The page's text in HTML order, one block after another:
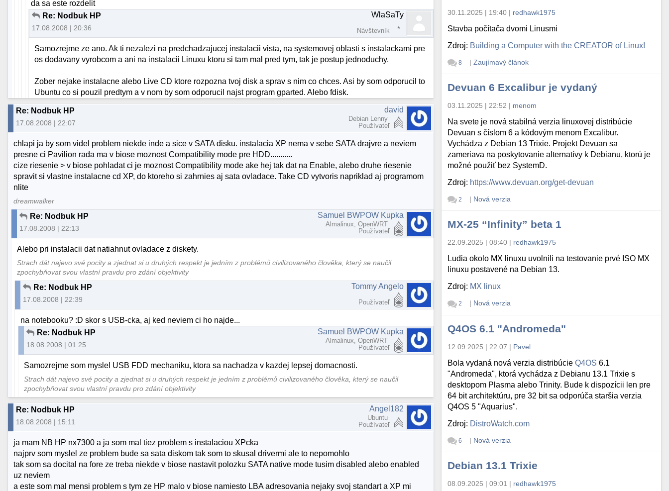
da sa este rozdelit
Re: Nodbuk HP
17.08.2008 | 20:36
WlaSaTy
Návštevník
Samozrejme ze ano. Ak ti nezalezi na predchadzajucej instalacii vista, na systemovej oblasti s instalackami pre
os dodavany vyrobcom a ani na instalacii Linuxu ktoru si tam mal pred tym, tak je postup jednoduchy.
Zober nejake instalacne alebo Live CD ktore rozpozna tvoj disk a sprav s nim co chces. Asi by som odporucil to
Ubuntu co si pouzil predtym a v nom by som odporucil najst program gparted. Alebo fdisk.
Re: Nodbuk HP
17.08.2008 | 22:07
david
Debian Lenny
Používateľ
chlapi ja by som videl problem niekde inde a sice v SATA disku. instalacia XP nema v sebe SATA drajvre a neviem
presne ci Pavilion rada ma v biose moznost Compatibility mode pre HDD...........
cize riesenie > v biose pohladat ci je moznost Compatibility mode ake hej tak dat na Enable, alebo druhe riesenie
spravit si vlastne instalacne cd XP, do ktoreho si zahrnies aj sata ovladace. Take CD vytvoris napriklad aj programom
nlite
dreamwalker
Re: Nodbuk HP
17.08.2008 | 22:13
Samuel BWPOW Kupka
Almalinux, OpenWRT
Používateľ
Alebo pri instalacii dat natiahnut ovladace z diskety.
Strach dát najevo své pocity a zjednat si u druhých respekt je jedním z problémů civilizovaného člověka, který se naučil
zpochybňovat svou vlastní pravdu pro zdání objektivity
Re: Nodbuk HP
17.08.2008 | 22:39
Tommy Angelo
Používateľ
na notebooku? :D skor s USB-cka, aj ked neviem ci ho najde...
Re: Nodbuk HP
18.08.2008 | 01:25
Samuel BWPOW Kupka
Almalinux, OpenWRT
Používateľ
Samozrejme som myslel USB FDD mechaniku, ktora sa nachadza v kazdej lepsej domacnosti.
Strach dát najevo své pocity a zjednat si u druhých respekt je jedním z problémů civilizovaného člověka, který se naučil
zpochybňovat svou vlastní pravdu pro zdání objektivity
Re: Nodbuk HP
18.08.2008 | 15:11
Angel182
Ubuntu
Používateľ
ja mam NB HP nx7300 a ja som mal tiez problem s instalaciou XPcka
najprv som myslel ze problem bude sa sata diskom tak som to skusal drivermi ale to nepomohlo
tak som sa docital na fore ze treba niekde v biose nastavit polozku SATA native mode tusim disabled alebo enabled
uz neviem
a este som mal mensi problem s tym ze HP malo v biose namiesto LBA adresovania nejaky svoj standart a XP mi
30.11.2025 | 19:40 | redhawk1975
Stavba počítača dvomi Linusmi
Zdroj: Building a Computer with the CREATOR of Linux!
8 | Zaujímavý článok
Devuan 6 Excalibur je vydaný
03.11.2025 | 22:52 | menom
Na svete je nová stabilná verzia linuxovej distribúcie
Devuan s číslom 6 a kódovým menom Excalibur.
Vychádza z Debian 13 Trixie. Projekt Devuan sa
zameriava na poskytovanie alternatívy k Debianu, ktorú je
možné použiť bez SystemD.
Zdroj: https://www.devuan.org/get-devuan
2 | Nová verzia
MX-25 “Infinity” beta 1
22.09.2025 | 08:40 | redhawk1975
Ludia okolo MX linuxu uvolnili na testovanie prvé ISO MX
linuxu postavené na Debian 13.
Zdroj: MX linux
2 | Nová verzia
Q4OS 6.1 "Andromeda"
12.09.2025 | 22:07 | Pavel
Bola vydaná nová verzia distribúcieQ4OS 6.1
"Andromeda", ktorá vychádza z Debianu 13.1 Trixie s
desktopom Plasma alebo Trinity. Bude k dispozícii len pre
64 bit architektúru, pre 32 bit sa odporúča staršia verzia
Q4OS 5 "Aquarius".
Zdroj: DistroWatch.com
6 | Nová verzia
Debian 13.1 Trixie
08.09.2025 | 09:01 | redhawk1975